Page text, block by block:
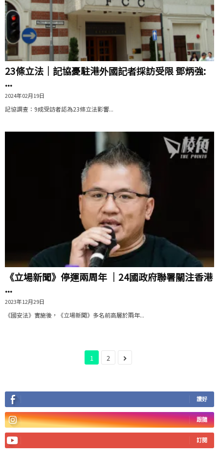
23條立法｜記協憂駐港外國記者採訪受限 鄧炳強:
...
2024年02月19日
記協調查：9成受訪者認為23條立法影響...
《立場新聞》停運兩周年 ｜24國政府聯署關注香港
...
2023年12月29日
《國安法》實施後，《立場新聞》多名前高層於兩年...
1 2
讚好
跟隨
訂閱